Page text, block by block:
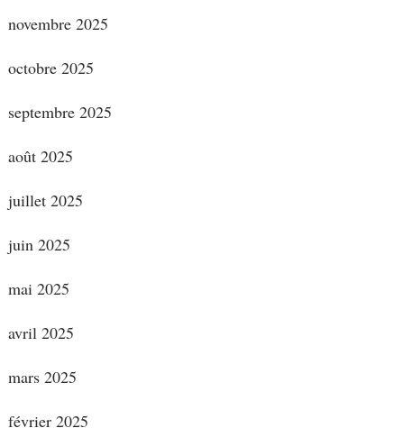
novembre 2025
octobre 2025
septembre 2025
août 2025
juillet 2025
juin 2025
mai 2025
avril 2025
mars 2025
février 2025